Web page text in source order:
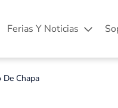
Ferias Y Noticias
De Chapa